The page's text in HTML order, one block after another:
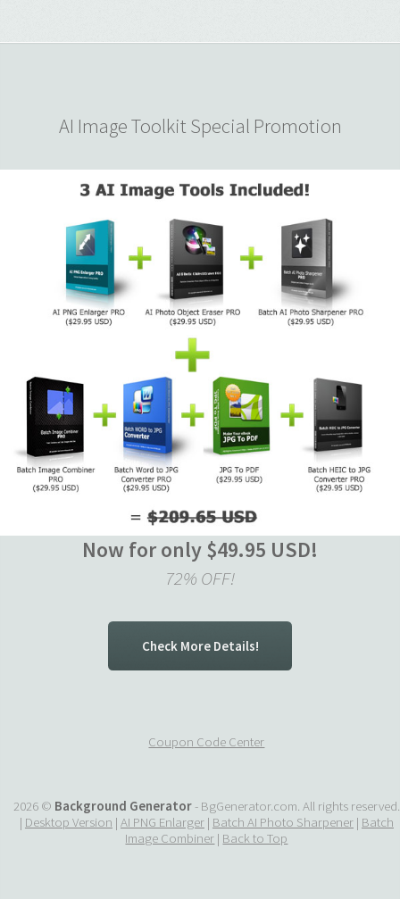
AI Image Toolkit Special Promotion
Now for only $49.95 USD!
72% OFF!
Check More Details!
Coupon Code Center
2026 © Background Generator- BgGenerator.com. All rights reserved.
| Desktop Version | AI PNG Enlarger| Batch AI Photo Sharpener| Batch
Image Combiner | Back to Top